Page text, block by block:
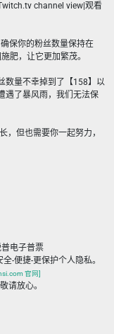
channel view|观看
保你的粉丝数量保持在
肥，让它更加繁茂。
数量不幸掉到了【158】以
遇了暴风雨，我们无法保
，但也需要你一起努力，
电子普票
-便捷-更保护个人隐私。
官网]
请放心。